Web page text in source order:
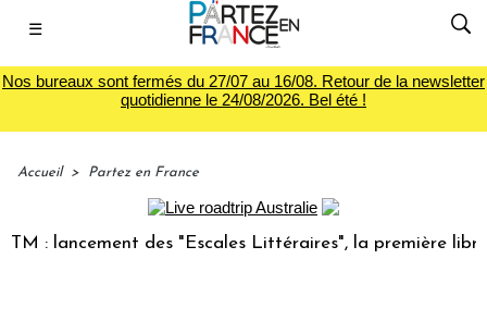
☰
Nos bureaux sont fermés du 27/07 au 16/08. Retour de la newsletter
quotidienne le 24/08/2026. Bel été !
Accueil > Partez en France
lancement des "Escales Littéraires", la première librairie